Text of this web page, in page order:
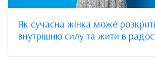
Як сучасна жінка може
внутрішню силу та жити в